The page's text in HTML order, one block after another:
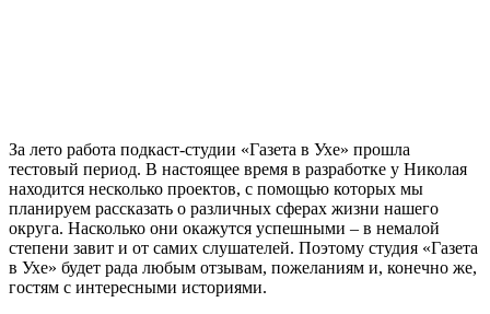
За лето работа подкаст-студии «Газета в Ухе» прошла
тестовый период. В настоящее время в разработке у Николая
находится несколько проектов, с помощью которых мы
планируем рассказать о различных сферах жизни нашего
округа. Насколько они окажутся успешными – в немалой
степени завит и от самих слушателей. Поэтому студия «Газета
в Ухе» будет рада любым отзывам, пожеланиям и, конечно же,
гостям с интересными историями.